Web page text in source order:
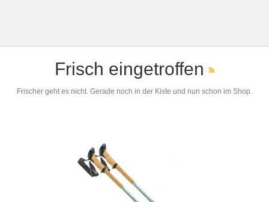
Frisch eingetroffen
Frischer geht es nicht. Gerade noch in der Kiste und nun schon im Shop.